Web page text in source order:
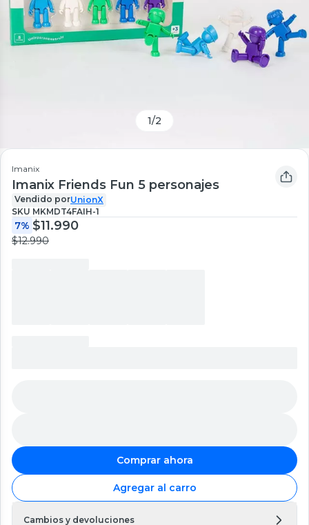
1/2
Imanix
Imanix Friends Fun 5 personajes
Vendido porUnionX
SKU MKMDT4FAIH-1
7% $11.990
$12.990
Comprar ahora
Agregar al carro
Cambios y devoluciones